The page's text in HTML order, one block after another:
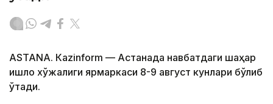
ASTANА. Кazinform — Астанада навбатдаги шаҳар
қишлоқ хўжалиги ярмаркаси 8-9 август кунлари бўлиб
ўтади.